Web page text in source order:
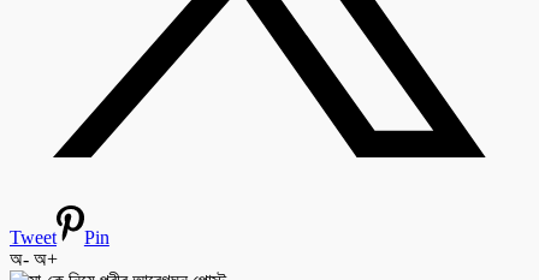
Tweet
Pin
অ- অ+